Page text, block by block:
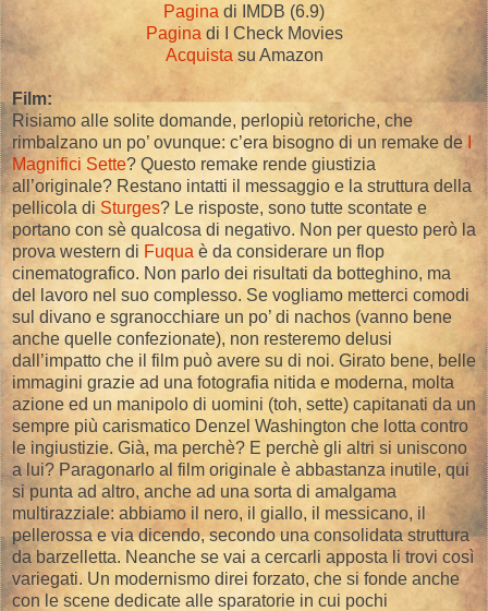
Pagina di IMDB (6.9)
Pagina di I Check Movies
Acquista su Amazon
Film:
Risiamo alle solite domande, perlopiù retoriche, che
rimbalzano un po’ ovunque: c’era bisogno di un remake de
Magnifici Sette? Questo remake rende giustizia
all’originale? Restano intatti il messaggio e la struttura della
pellicola di Sturges? Le risposte, sono tutte scontate e
portano con sè qualcosa di negativo. Non per questo però la
prova western di Fuqua è da considerare un flop
cinematografico. Non parlo dei risultati da botteghino, ma
del lavoro nel suo complesso. Se vogliamo metterci comodi
sul divano e sgranocchiare un po’ di nachos (vanno bene
anche quelle confezionate), non resteremo delusi
dall’impatto che il film può avere su di noi. Girato bene, belle
immagini grazie ad una fotografia nitida e moderna, molta
azione ed un manipolo di uomini (toh, sette) capitanati da un
sempre più carismatico Denzel Washington che lotta contro
le ingiustizie. Già, ma perchè? E perchè gli altri si uniscono
a lui? Paragonarlo al film originale è abbastanza inutile, qui
si punta ad altro, anche ad una sorta di amalgama
multirazziale: abbiamo il nero, il giallo, il messicano, il
pellerossa e via dicendo, secondo una consolidata struttura
da barzelletta. Neanche se vai a cercarli apposta li trovi così
variegati. Un modernismo direi forzato, che si fonde anche
con le scene dedicate alle sparatorie in cui pochi